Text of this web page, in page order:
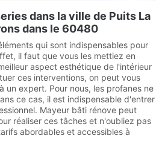
dans la ville de Puits La
dans le 60480
qui sont indispensables pour
il faut que vous les mettiez en
aspect esthétique de l'intérieur
ces interventions, on peut vous
un expert. Pour nous, les profanes ne
ce cas, il est indispensable d'entrer
Mayeur bâti rénove peut
réaliser ces tâches et n'oubliez pas
abordables et accessibles à